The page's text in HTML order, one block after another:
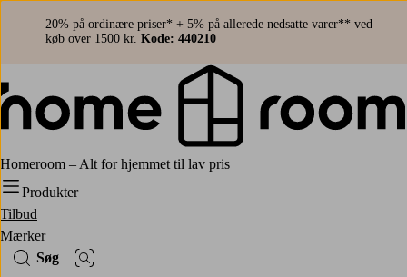
20% på ordinære priser* + 5% på allerede nedsatte varer** ved
køb over 1500 kr. Kode: 440210
Homeroom – Alt for hjemmet til lav pris
Produkter
Tilbud
Mærker
Søg
Billedsøgning